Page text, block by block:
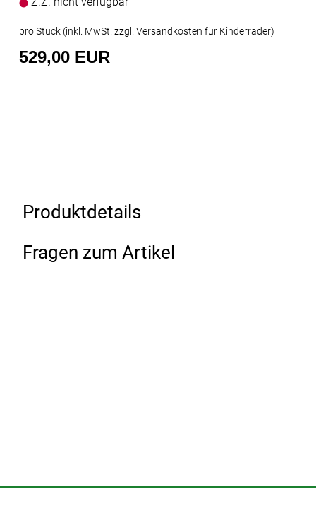
pro Stück (inkl. MwSt. zzgl. Versandkosten für Kinderräder)
529,00 EUR
Produktdetails
Fragen zum Artikel